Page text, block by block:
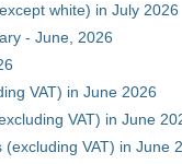
white) in July 2026
- June, 2026
VAT) in June 2026
VAT) in June
VAT) in June